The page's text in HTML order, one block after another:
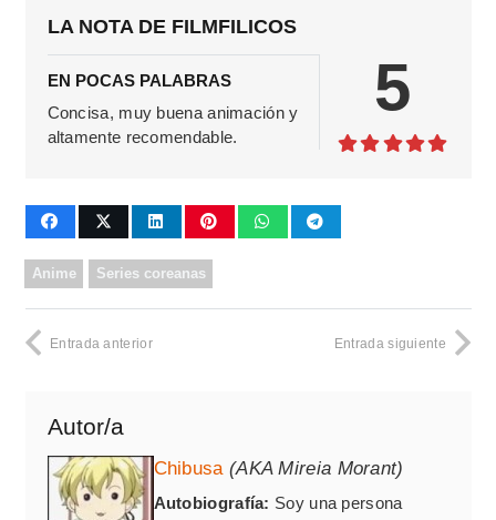
LA NOTA DE FILMFILICOS
EN POCAS PALABRAS
Concisa, muy buena animación y
altamente recomendable.
5
Anime Series coreanas
Entrada anterior Entrada siguiente
Autor/a
Chibusa (AKA Mireia Morant)
Autobiografía: Soy una persona